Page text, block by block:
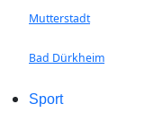
Mutterstadt
Bad Dürkheim
Sport